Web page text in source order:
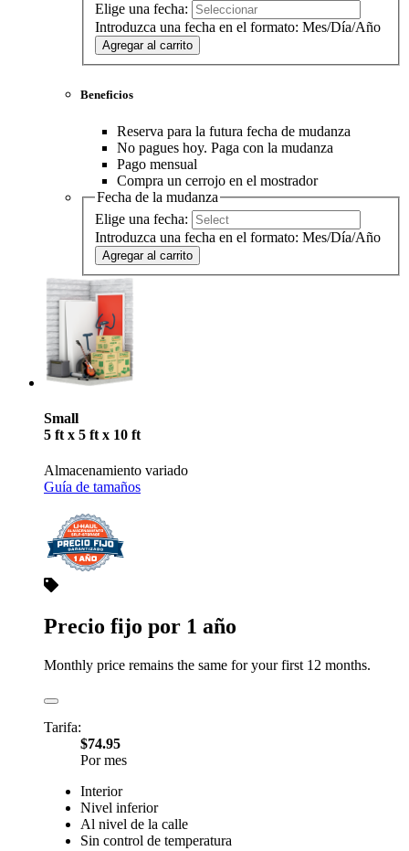
Elige una fecha:
Introduzca una fecha en el formato: Mes/Día/Año
Agregar al carrito
Beneficios
Reserva para la futura fecha de mudanza
No pagues hoy. Paga con la mudanza
Pago mensual
Compra un cerrojo en el mostrador
Fecha de la mudanza
Elige una fecha:
Introduzca una fecha en el formato: Mes/Día/Año
Agregar al carrito
Small
5 ft x 5 ft x 10 ft
Almacenamiento variado
Guía de tamaños
Precio fijo por 1 año
Monthly price remains the same for your first 12 months.
Tarifa:
$74.95
Por mes
Interior
Nivel inferior
Al nivel de la calle
Sin control de temperatura